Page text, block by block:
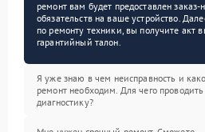
ремонт вам будет предоставлен
обязательств на ваше устройство.
по ремонту техники, вы получите акт
гарантийный талон.
Я уже знаю в чем неисправность и
ремонт необходим. Для чего проводить
диагностику?